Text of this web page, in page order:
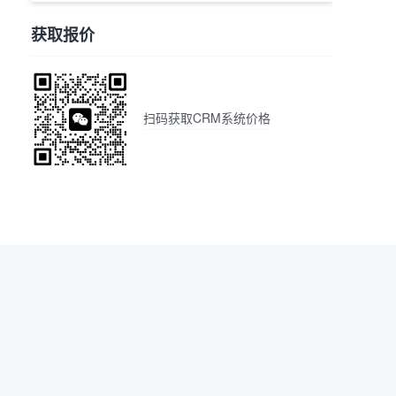
获取报价
扫码获取CRM系统价格